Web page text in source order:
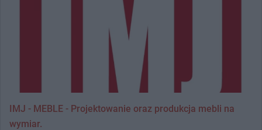
IMJ - MEBLE - Projektowanie oraz produkcja mebli na
wymiar.